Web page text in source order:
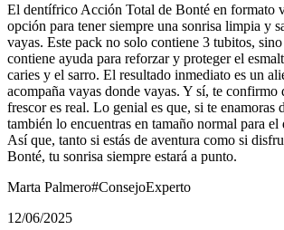
El dentífrico Acción Total de Bonté en formato
opción para tener siempre una sonrisa limpia y
vayas. Este pack no solo contiene 3 tubitos,
contiene ayuda para reforzar y proteger el
caries y el sarro. El resultado inmediato es un
acompaña vayas donde vayas. Y sí, te confirmo
frescor es real. Lo genial es que, si te enamoras
también lo encuentras en tamaño normal para el
Así que, tanto si estás de aventura como si
Bonté, tu sonrisa siempre estará a punto.
Marta Palmero#ConsejoExperto
12/06/2025